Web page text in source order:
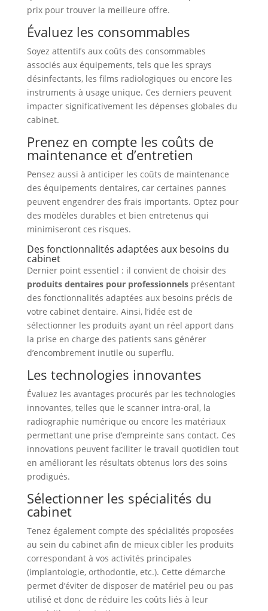
prix pour trouver la meilleure offre.
Évaluez les consommables
Soyez attentifs aux coûts des consommables
associés aux équipements, tels que les sprays
désinfectants, les films radiologiques ou encore les
instruments à usage unique. Ces derniers peuvent
impacter significativement les dépenses globales du
cabinet.
Prenez en compte les coûts de
maintenance et d’entretien
Pensez aussi à anticiper les coûts de maintenance
des équipements dentaires, car certaines pannes
peuvent engendrer des frais importants. Optez pour
des modèles durables et bien entretenus qui
minimiseront ces risques.
Des fonctionnalités adaptées aux besoins du
cabinet
Dernier point essentiel : il convient de choisir des
produits dentaires pour professionnelsprésentant
des fonctionnalités adaptées aux besoins précis de
votre cabinet dentaire. Ainsi, l’idée est de
sélectionner les produits ayant un réel apport dans
la prise en charge des patients sans générer
d’encombrement inutile ou superflu.
Les technologies innovantes
Évaluez les avantages procurés par les technologies
innovantes, telles que le scanner intra-oral, la
radiographie numérique ou encore les matériaux
permettant une prise d’empreinte sans contact. Ces
innovations peuvent faciliter le travail quotidien tout
en améliorant les résultats obtenus lors des soins
prodigués.
Sélectionner les spécialités du
cabinet
Tenez également compte des spécialités proposées
au sein du cabinet afin de mieux cibler les produits
correspondant à vos activités principales
(implantologie, orthodontie, etc.). Cette démarche
permet d’éviter de disposer de matériel peu ou pas
utilisé et donc de réduire les coûts liés à leur